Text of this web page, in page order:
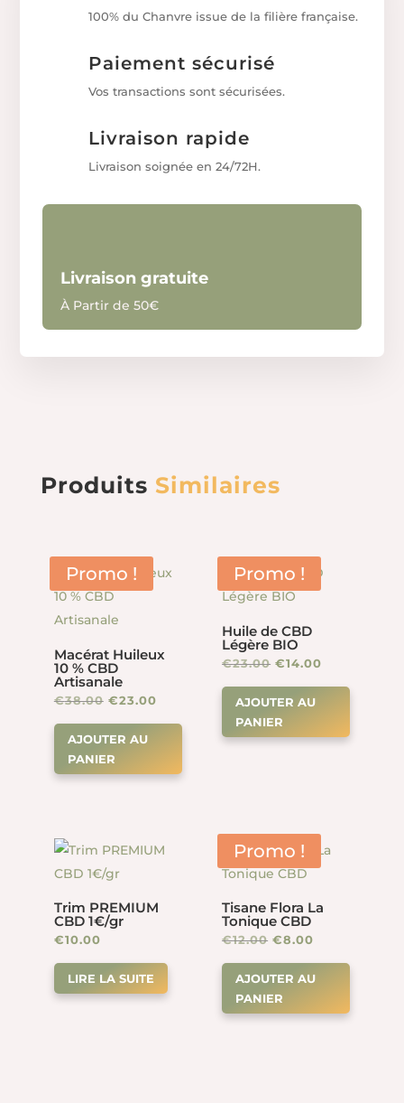
100% du Chanvre issue de la filière française.
Paiement sécurisé
Vos transactions sont sécurisées.
Livraison rapide
Livraison soignée en 24/72H.
Livraison gratuite
À Partir de 50€
Produits Similaires
Promo !
Macérat Huileux
10 % CBD
Artisanale
€38.00 Le
prix
initial
€23.00Le
prix
est :
AJOUTER AU
PANIER
Promo !
Huile de CBD
Légère BIO
€23.00 Le
prix
initial
€14.00
prix
est :
AJOUTER AU
PANIER
Trim PREMIUM
CBD 1€/gr
€10.00
LIRE LA SUITE
Promo !
Tisane Flora La
Tonique CBD
€12.00 Le
prix
initial
€8.00
prix
actuel
AJOUTER AU
PANIER